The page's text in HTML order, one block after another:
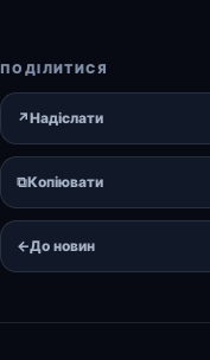
ПОДІЛИТИСЯ
↗Надіслати
⧉Копіювати
←До новин